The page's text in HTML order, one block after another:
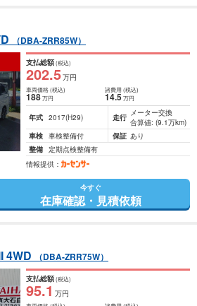
（DBA-ZRR85W）
支払総額(税込)
202.5万円
車両価格(税込)
188万円
諸費用 (税込)
14.5 万円
年式 2017(H29) 走行 メーター交換
合算値: (9.1万km)
車検 車検整備付 保証 あり
整備 定期点検整備有
情報提供：
今すぐ
在庫確認・見積依頼
4WD （DBA-ZRR75W）
支払総額(税込)
95.1 万円